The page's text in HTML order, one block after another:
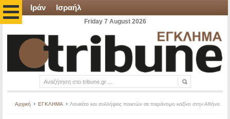
Ιράν Ισραήλ
Friday 7 August 2026
Αρχική ΕΓΚΛΗΜΑ Λουκέτο και συλλήψεις παικτών σε παράνομο καζίνο στην Αθήνα